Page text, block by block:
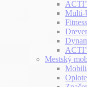
Multi-
Fitness
Mestský